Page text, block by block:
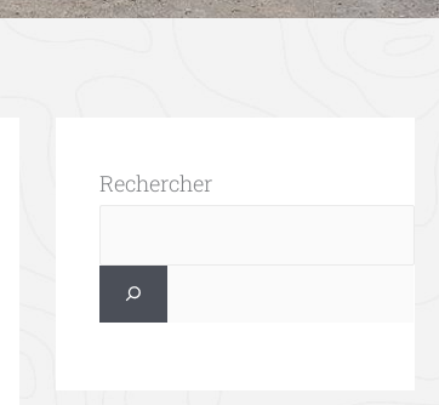
Rechercher